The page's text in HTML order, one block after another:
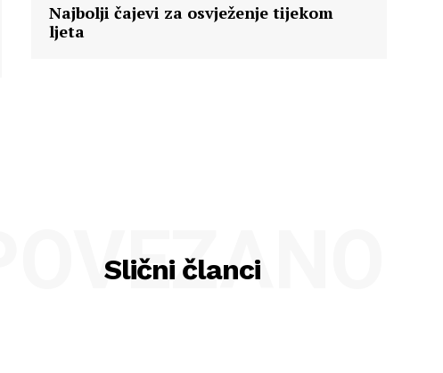
Najbolji čajevi za osvježenje tijekom
ljeta
Slični članci
POVEZANO